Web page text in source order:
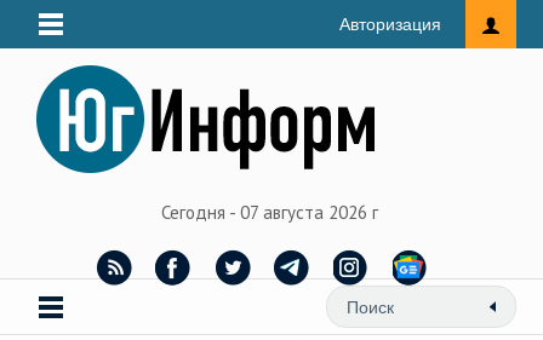
Авторизация
Сегодня - 07 августа 2026 г